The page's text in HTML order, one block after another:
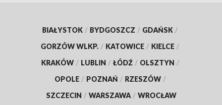
BIAŁYSTOK / BYDGOSZCZ / GDAŃSK /
GORZÓW WLKP. / KATOWICE / KIELCE /
KRAKÓW / LUBLIN / ŁÓDŹ / OLSZTYN /
OPOLE / POZNAŃ / RZESZÓW /
SZCZECIN / WARSZAWA / WROCŁAW